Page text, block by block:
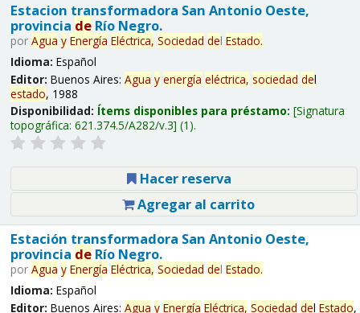
Estacion transformadora San Antonio Oeste,
provincia deRío Negro.
por Agua y Energía Eléctrica, Sociedad del Estado.
Idioma: Español
Editor: Buenos Aires: Agua y energía eléctrica, sociedad del
estado, 1988
Disponibilidad: Ítems disponibles para préstamo: Signatura
topográfica: 621.374.5/A282/v.3 (1).
Hacer reserva
Agregar al carrito
Estación transformadora San Antonio Oeste,
provincia deRío Negro.
por Agua y Energía Eléctrica, Sociedad del Estado.
Idioma: Español
Editor: Buenos Aires: Agua y Energía Eléctrica, Sociedad del Estado,